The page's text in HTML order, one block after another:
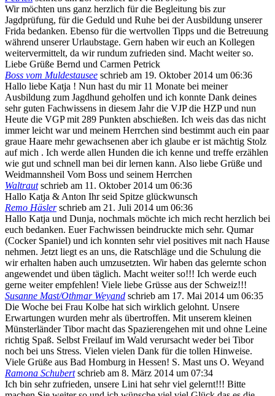
Wir möchten uns ganz herzlich für die Begleitung bis zur
Jagdprüfung, für die Geduld und Ruhe bei der Ausbildung unserer
Frida bedanken. Ebenso für die wertvollen Tipps und die Betreuung
während unserer Urlaubstage. Gern haben wir euch an Kollegen
weitervermittelt, da wir rundum zufrieden sind. Macht weiter so.
Liebe Grüße Bernd und Carmen Petrick
Boss vom Muldestausee schrieb am 19. Oktober 2014 um 06:36
Hallo liebe Katja ! Nun hast du mir 11 Monate bei meiner
Ausbildung zum Jagdhund geholfen und ich konnte Dank deines
sehr guten Fachwissens in diesem Jahr die VJP die HZP und nun
Heute die VGP mit 289 Punkten abschießen. Ich weis das das nicht
immer leicht war und meinem Herrchen sind bestimmt auch ein paar
graue Haare mehr gewachsenen aber ich glaube er ist mächtig Stolz
auf mich . Ich werde allen Hunden die ich kenne und treffe erzählen
wie gut und schnell man bei dir lernen kann. Also liebe Grüße und
Weidmannsheil Vom Boss und seinem Herrchen
Waltraut schrieb am 11. Oktober 2014 um 06:36
Hallo Katja & Anton Ihr seid Spitze glückwunsch
Remo Häsler schrieb am 21. Juli 2014 um 06:36
Hallo Katja und Dunja, nochmals möchte ich mich recht herzlich bei
euch bedanken. Euer Fachwissen beindruckte mich sehr. Qumar
(Cocker Spaniel) und ich konnten sehr viel positives mit nach Hause
nehmen. Jetzt liegt es an uns, die Ratschläge und die Schulung die
wir erhalten haben auch umzusetzten. Wir haben das gelernte schon
angewendet und üben täglich. Macht weiter so!!! Ich werde euch
gerne weiter empfehlen! Viele liebe Grüsse aus der Schweiz!!!
Susanne Mast/Othmar Weyand schrieb am 17. Mai 2014 um 06:35
Die Woche bei Frau Kolbe hat sich wirklich gelohnt. Unsere
Erwartungen wurden mehr als übertroffen. Mit unserem kleinen
Münsterländer Tibor macht das Spazierengehen mit und ohne Leine
richtig Spaß. Selbst Freilauf im Wald verursacht weder bei Tibor
noch bei uns Stress. Vielen vielen Dank für die tollen Hinweise.
Viele Grüße aus Bad Homburg in Hessen! S. Mast uns O. Weyand
Ramona Schubert schrieb am 8. März 2014 um 07:34
Ich bin sehr zufrieden, unsere Lini hat sehr viel gelernt!!! Bitte